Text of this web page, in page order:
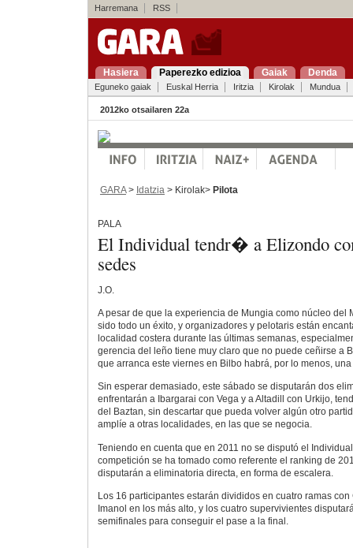
Harremana RSS
Hasiera Paperezko edizioa Gaiak Denda
Eguneko gaiak Euskal Herria Iritzia Kirolak Mundua
2012ko otsailaren 22a
GARA> Idatzia > Kirolak> Pilota
PALA
El Individual tendr� a Elizondo
sedes
J.O.
A pesar de que la experiencia de Mungia como núcleo del
sido todo un éxito, y organizadores y pelotaris están
localidad costera durante las últimas semanas,
gerencia del leño tiene muy claro que no puede ceñirse a
que arranca este viernes en Bilbo habrá, por lo menos,
Sin esperar demasiado, este sábado se disputarán dos
enfrentarán a Ibargarai con Vega y a Altadill con Urkijo,
del Baztan, sin descartar que pueda volver algún otro
amplíe a otras localidades, en las que se negocia.
Teniendo en cuenta que en 2011 no se disputó el
competición se ha tomado como referente el ranking de
disputarán a eliminatoria directa, en forma de escalera.
Los 16 participantes estarán divididos en cuatro ramas con
Imanol en los más alto, y los cuatro supervivientes
semifinales para conseguir el pase a la final.